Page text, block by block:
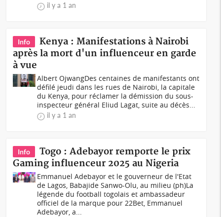
il y a 1 an
Info
Kenya : Manifestations à Nairobi
après la mort d'un influenceur en garde
à vue
Albert OjwangDes centaines de manifestants ont
défilé jeudi dans les rues de Nairobi, la capitale
du Kenya, pour réclamer la démission du sous-
inspecteur général Eliud Lagat, suite au décès...
il y a 1 an
Info
Togo : Adebayor remporte le prix
Gaming influenceur 2025 au Nigeria
Emmanuel Adebayor et le gouverneur de l'Etat
de Lagos, Babajide Sanwo-Olu, au milieu (ph)La
légende du football togolais et ambassadeur
officiel de la marque pour 22Bet, Emmanuel
Adebayor, a...